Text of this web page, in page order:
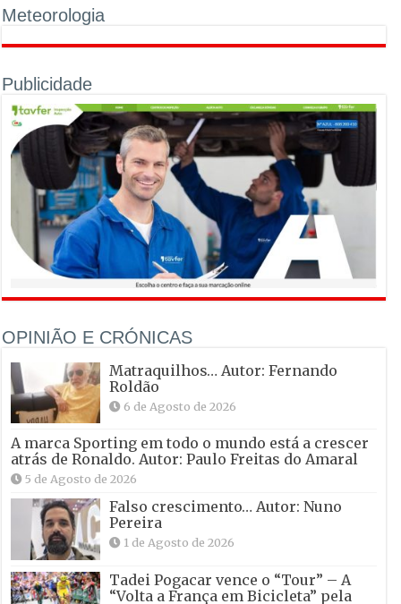
Meteorologia
Publicidade
OPINIÃO E CRÓNICAS
Matraquilhos… Autor: Fernando
Roldão
6 de Agosto de 2026
A marca Sporting em todo o mundo está a crescer
atrás de Ronaldo. Autor: Paulo Freitas do Amaral
5 de Agosto de 2026
Falso crescimento… Autor: Nuno
Pereira
1 de Agosto de 2026
Tadei Pogacar vence o “Tour” – A
“Volta a França em Bicicleta” pela